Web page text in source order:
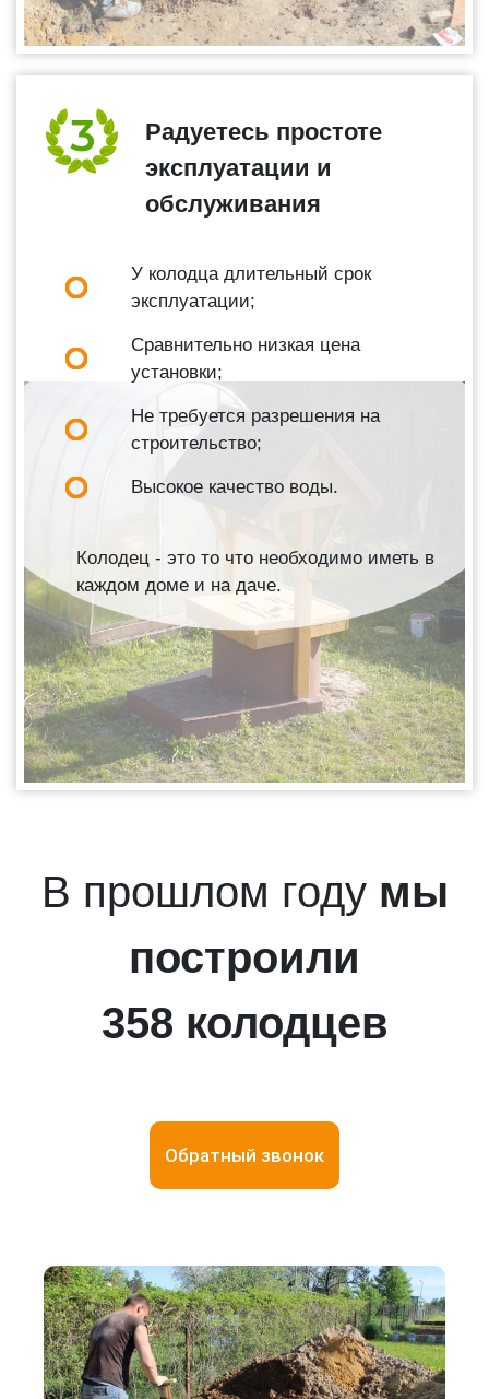
Радуетесь простоте
эксплуатации и
обслуживания
У колодца длительный срок
эксплуатации;
Сравнительно низкая цена
установки;
Не требуется разрешения на
строительство;
Высокое качество воды.
Колодец - это то что необходимо иметь в
каждом доме и на даче.
В прошлом году мы
построили
358 колодцев
Обратный звонок